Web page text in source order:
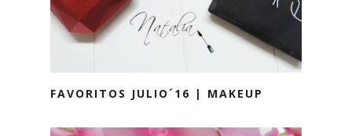
FAVORITOS JULIO´16 | MAKEUP